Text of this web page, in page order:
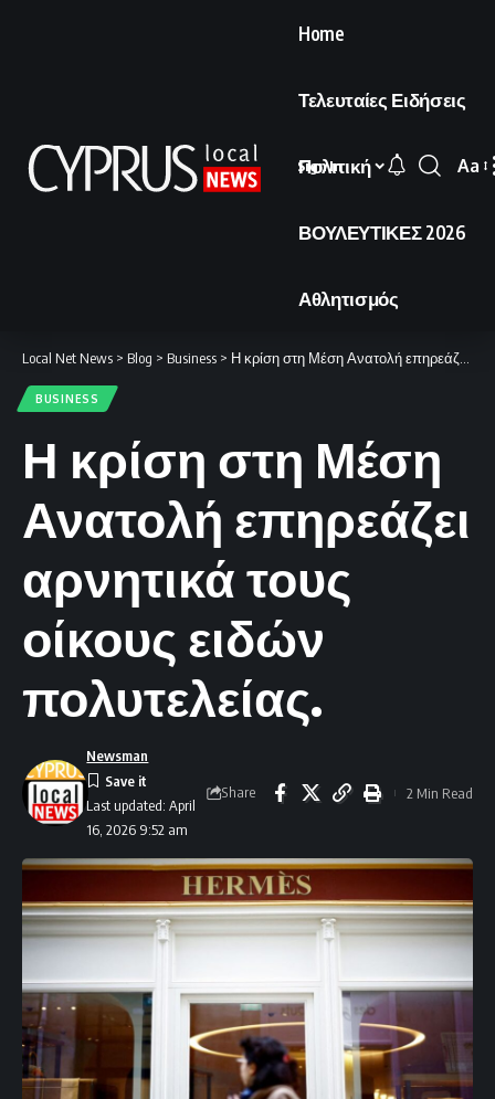
Home
Τελευταίες Ειδήσεις
Πολιτική
ΒΟΥΛΕΥΤΙΚΕΣ 2026
Αθλητισμός
Sign In
Font
Aa
Local Net News > Blog > Business > Η κρίση στη Μέση Ανατολή επηρεάζει αρνητικά τους οίκους ειδών πολυτελείας.
BUSINESS
Η κρίση στη Μέση
Ανατολή επηρεάζει
αρνητικά τους
οίκους ειδών
πολυτελείας.
Last updated: April
16, 2026 9:52 am
Newsman
Share 2 Min Read